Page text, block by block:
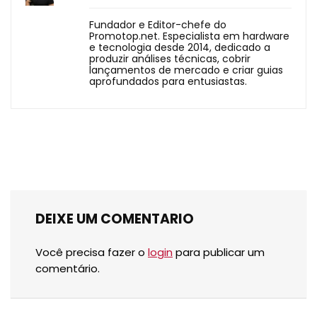
Fundador e Editor-chefe do
Promotop.net. Especialista em hardware
e tecnologia desde 2014, dedicado a
produzir análises técnicas, cobrir
lançamentos de mercado e criar guias
aprofundados para entusiastas.
DEIXE UM COMENTARIO
Você precisa fazer o login para publicar um
comentário.